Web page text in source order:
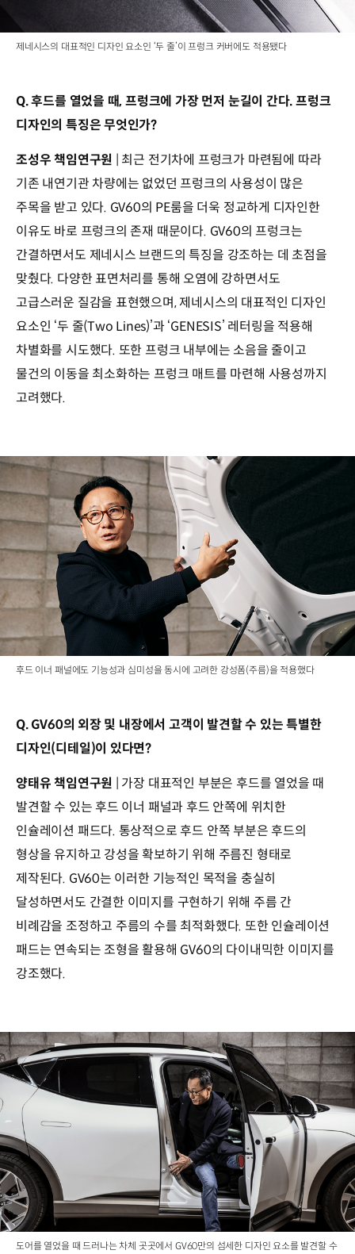
제네시스의 대표적인 디자인 요소인 ‘두 줄’이 프렁크 커버에도 적용됐다
Q. 후드를 열었을 때, 프렁크에 가장 먼저 눈길이 간다. 프렁크
디자인의 특징은 무엇인가?
조성우 책임연구원 | 최근 전기차에 프렁크가 마련됨에 따라
기존 내연기관 차량에는 없었던 프렁크의 사용성이 많은
주목을 받고 있다. GV60의 PE룸을 더욱 정교하게 디자인한
이유도 바로 프렁크의 존재 때문이다. GV60의 프렁크는
간결하면서도 제네시스 브랜드의 특징을 강조하는 데 초점을
맞췄다. 다양한 표면처리를 통해 오염에 강하면서도
고급스러운 질감을 표현했으며, 제네시스의 대표적인 디자인
요소인 ‘두 줄(Two Lines)’과 ‘GENESIS’ 레터링을 적용해
차별화를 시도했다. 또한 프렁크 내부에는 소음을 줄이고
물건의 이동을 최소화하는 프렁크 매트를 마련해 사용성까지
고려했다.
후드 이너 패널에도 기능성과 심미성을 동시에 고려한 강성폼(주름)을 적용했다
Q. GV60의 외장 및 내장에서 고객이 발견할 수 있는 특별한
디자인(디테일)이 있다면?
양태유 책임연구원 | 가장 대표적인 부분은 후드를 열었을 때
발견할 수 있는 후드 이너 패널과 후드 안쪽에 위치한
인슐레이션 패드다. 통상적으로 후드 안쪽 부분은 후드의
형상을 유지하고 강성을 확보하기 위해 주름진 형태로
제작된다. GV60는 이러한 기능적인 목적을 충실히
달성하면서도 간결한 이미지를 구현하기 위해 주름 간
비례감을 조정하고 주름의 수를 최적화했다. 또한 인슐레이션
패드는 연속되는 조형을 활용해 GV60의 다이내믹한 이미지를
강조했다.
도어를 열었을 때 드러나는 차체 곳곳에서 GV60만의 섬세한 디자인 요소를 발견할 수